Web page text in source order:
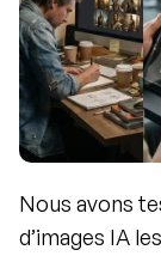
Nous avons
d’images IA